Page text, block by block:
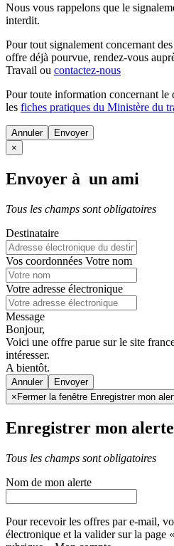
Nous vous rappelons que le
interdit.
Pour tout signalement concernant des
offre déjà pourvue, rendez-vous
Travail ou contactez-nous
Pour toute information concernant le
les fiches pratiques du Ministère du
Annuler
×
Envoyer à un ami
Tous les champs sont obligatoires
Destinataire
Vos coordonnées Votre nom
Votre adresse électronique
Message
Bonjour,
Voici une offre parue sur le site
intéresser.
A bientôt.
Annuler
× Fermer la fenêtre Enregistrer mon
Enregistrer mon alerte
Tous les champs sont obligatoires
Nom de mon alerte
Pour recevoir les offres par e-mail,
électronique et la valider sur la page «